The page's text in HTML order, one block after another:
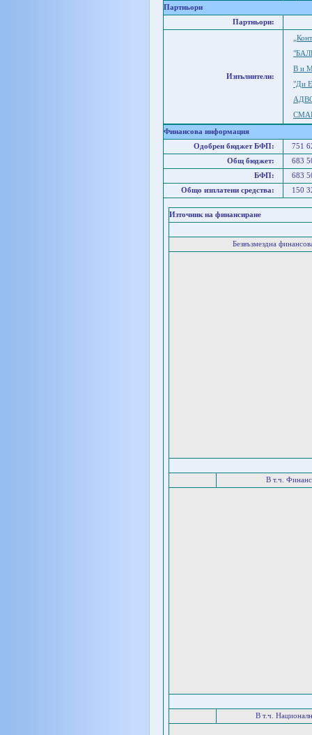
Партньори
Партньори:
Изпълнители:
В и
"Ди
Финансова информация
Одобрен бюджет БФП:
751
Общ бюджет:
683
БФП:
683
Общо изплатени средства:
150
Източник на финансиране
Безвъзмездна
В т.ч.
В т.ч.